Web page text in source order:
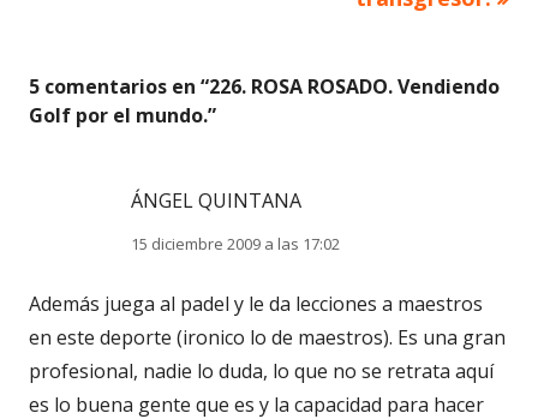
5 comentarios en “226. ROSA ROSADO. Vendiendo
Golf por el mundo.”
ÁNGEL QUINTANA
15 diciembre 2009 a las 17:02
Además juega al padel y le da lecciones a maestros
en este deporte (ironico lo de maestros). Es una gran
profesional, nadie lo duda, lo que no se retrata aquí
es lo buena gente que es y la capacidad para hacer